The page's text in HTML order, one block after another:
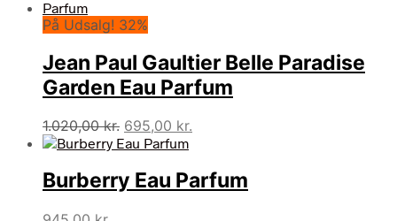
var:
På Udsalg! 32%
Jean Paul Gaultier Belle Paradise
Garden Eau Parfum
1.020,00kr. Den
oprindelige
var:
1.020,00 kr..
695,00 kr.
er:
695,00 kr..
Burberry Eau Parfum